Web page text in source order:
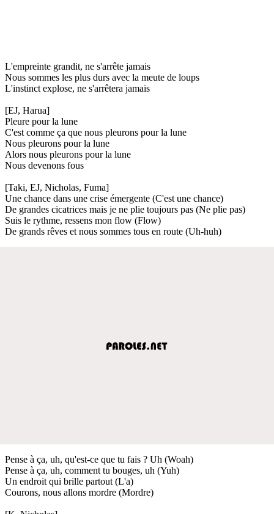
L'empreinte grandit, ne s'arrête jamais
Nous sommes les plus durs avec la meute de loups
L'instinct explose, ne s'arrêtera jamais
[EJ, Harua]
Pleure pour la lune
C'est comme ça que nous pleurons pour la lune
Nous pleurons pour la lune
Alors nous pleurons pour la lune
Nous devenons fous
[Taki, EJ, Nicholas, Fuma]
Une chance dans une crise émergente (C'est une chance)
De grandes cicatrices mais je ne plie toujours pas (Ne plie pas)
Suis le rythme, ressens mon flow (Flow)
De grands rêves et nous sommes tous en route (Uh-huh)
Pense à ça, uh, qu'est-ce que tu fais ? Uh (Woah)
Pense à ça, uh, comment tu bouges, uh (Yuh)
Un endroit qui brille partout (L'a)
Courons, nous allons mordre (Mordre)